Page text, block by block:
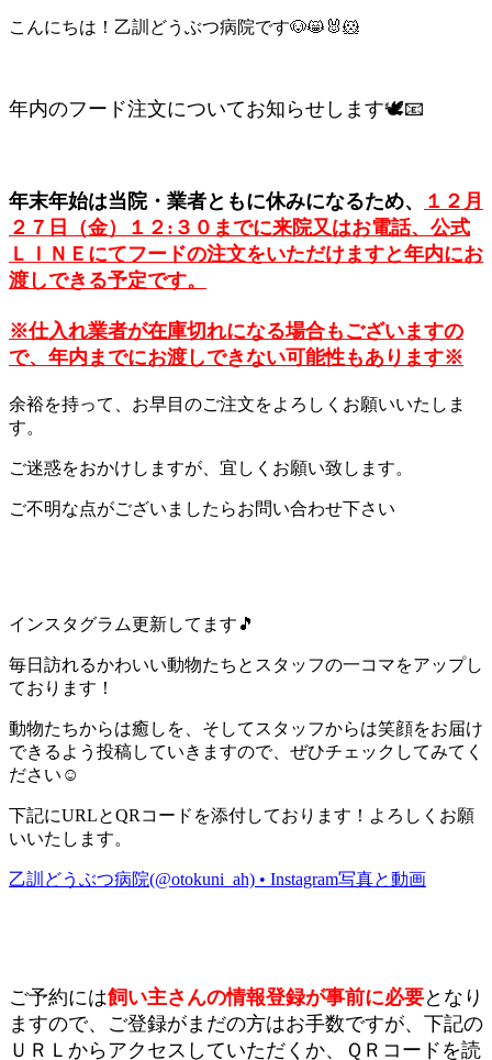
こんにちは！乙訓どうぶつ病院です🐶😸🐰🐹
年内のフード注文についてお知らせします🕊📧
年末年始は当院・業者ともに休みになるため、
１２月
２７日（金）１２:３０までに来院又はお電話、公式
ＬＩＮＥにてフードの注文をいただけますと年内にお
渡しできる予定です。
※仕入れ業者が在庫切れになる場合もございますの
で、年内までにお渡しできない可能性もあります※
余裕を持って、お早目のご注文をよろしくお願いいたしま
す。
ご迷惑をおかけしますが、宜しくお願い致します。
ご不明な点がございましたらお問い合わせ下さい
インスタグラム更新してます🎵
毎日訪れるかわいい動物たちとスタッフの一コマをアップし
ております！
動物たちからは癒しを、そしてスタッフからは笑顔をお届け
できるよう投稿していきますので、ぜひチェックしてみてく
ださい☺
下記にURLとQRコードを添付しております！よろしくお願
いいたします。
乙訓どうぶつ病院(@otokuni_ah) • Instagram写真と動画
ご予約には飼い主さんの情報登録が事前に必要となり
ますので、ご登録がまだの方はお手数ですが、下記の
ＵＲＬからアクセスしていただくか、ＱＲコードを読